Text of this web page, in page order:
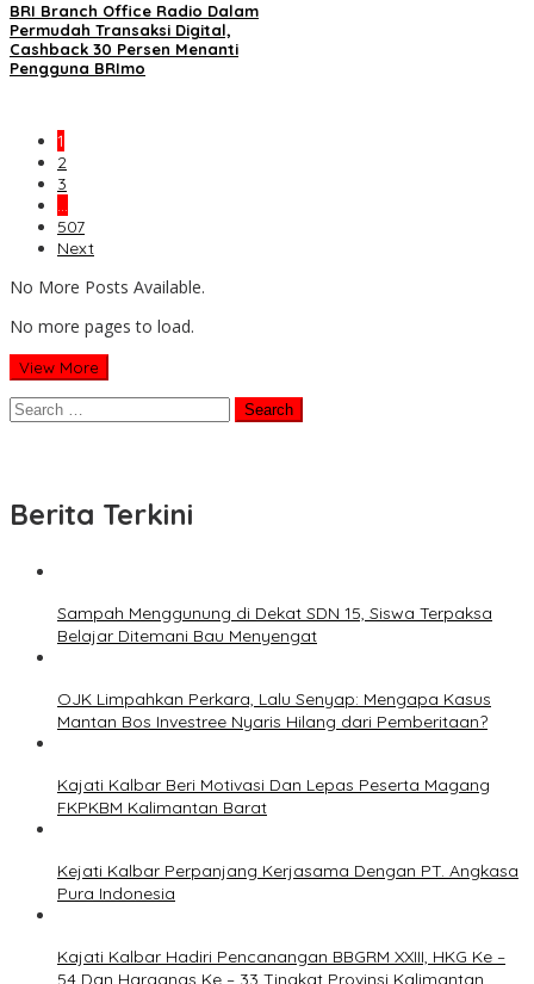
BRI Branch Office Radio Dalam
Permudah Transaksi Digital,
Cashback 30 Persen Menanti
Pengguna BRImo
1
2
3
…
507
Next
No More Posts Available.
No more pages to load.
View More
Search
Berita Terkini
Sampah Menggunung di Dekat SDN 15, Siswa Terpaksa
Belajar Ditemani Bau Menyengat
OJK Limpahkan Perkara, Lalu Senyap: Mengapa Kasus
Mantan Bos Investree Nyaris Hilang dari Pemberitaan?
Kajati Kalbar Beri Motivasi Dan Lepas Peserta Magang
FKPKBM Kalimantan Barat
Kejati Kalbar Perpanjang Kerjasama Dengan PT. Angkasa
Pura Indonesia
Kajati Kalbar Hadiri Pencanangan BBGRM XXIII, HKG Ke –